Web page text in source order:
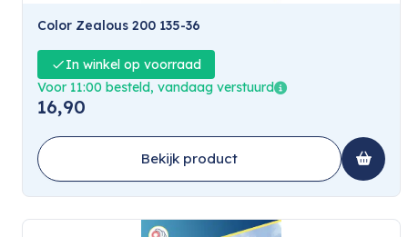
Color Zealous 200 135-36
In winkel op voorraad
Voor 11:00 besteld, vandaag verstuurd
16,90
Bekijk product